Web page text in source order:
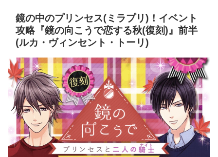
鏡の中のプリンセス(ミラプリ)！イベント
攻略『鏡の向こうで恋する秋(復刻)』前半
(ルカ・ヴィンセント・トーリ)